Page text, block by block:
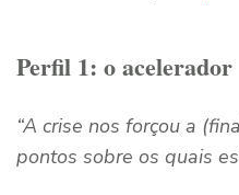
Perfil 1: o acelerador
“A crise nos forçou a
pontos sobre os quais